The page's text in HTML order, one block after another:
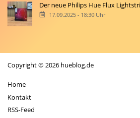
Der neue Philips Hue Flux
17.09.2025 - 18:30 Uhr
Copyright © 2026 hueblog.de
Home
Kontakt
RSS-Feed